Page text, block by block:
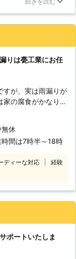
漏りの原因となりや
ます。しかし、新築
防水処理が甘かっ
ってしまいます。
るのでどの住宅も雨
ないとは言い切れ
期解決しなければ
しまい家屋に大き
しまいます。当社
策をスピーディー
までご連絡くださ
すぐお願いして
りは甍工業にお任
すが、実は雨漏りが
家の腐食がかなり進
ています。なぜなら
りを考えても、皆さ
で水が浸食するに
えていかなければ
くときにはもうか
方がお得ですよ
無休
時間は7時半～18時
ディーな対応
経験
ポートいたしま